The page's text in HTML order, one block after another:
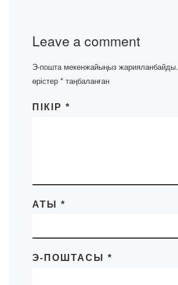
Leave a comment
Э-пошта мекенжайыңыз жарияланбайды.
өрістер * таңбаланған
ПІКІР *
АТЫ *
Э-ПОШТАСЫ *